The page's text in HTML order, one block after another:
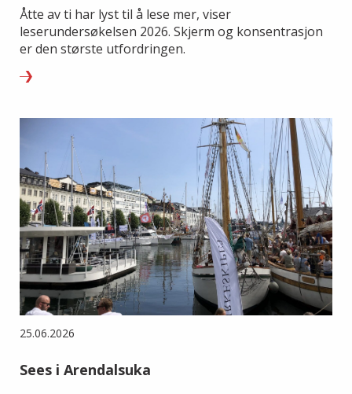
Åtte av ti har lyst til å lese mer, viser
leserundersøkelsen 2026. Skjerm og konsentrasjon
er den største utfordringen.
25.06.2026
Sees i Arendalsuka